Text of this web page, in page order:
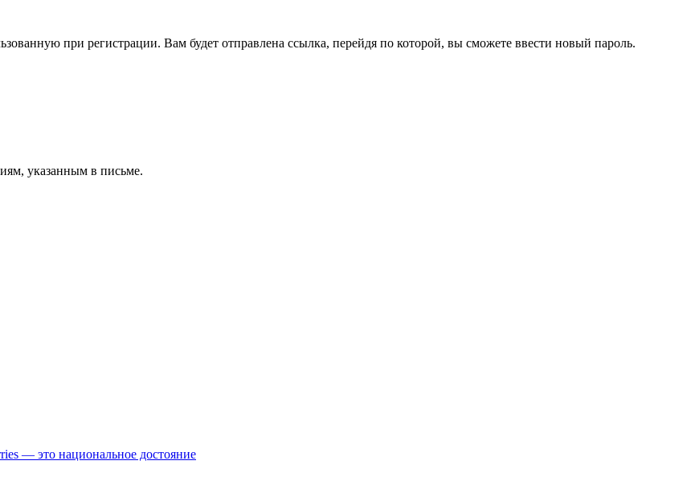
при регистрации. Вам будет отправлена ссылка, перейдя по которой, вы сможете ввести новый пароль.
указанным в письме.
— это национальное достояние